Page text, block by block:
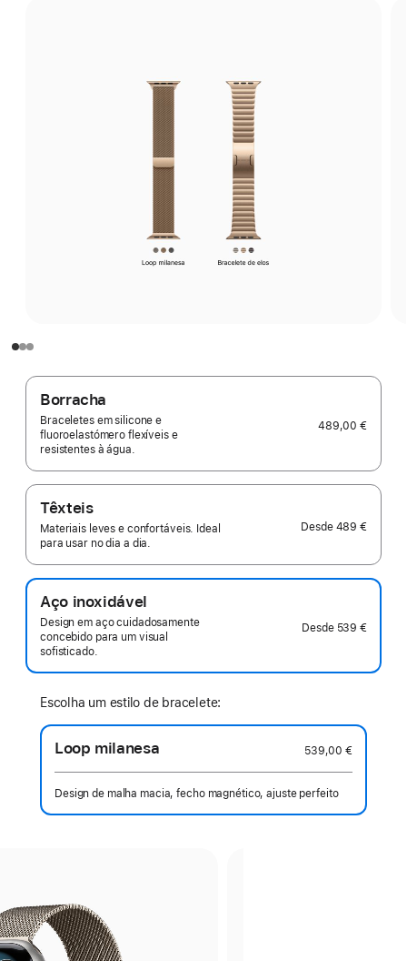
Borracha
Braceletes em silicone e
fluoroelastómero flexíveis e
resistentes à água.
489,00 €
Têxteis
Materiais leves e confortáveis. Ideal
para usar no dia a dia.
Desde 489 €
Aço inoxidável
Design em aço cuidadosamente
concebido para um visual
sofisticado.
Desde 539 €
Escolha um estilo de bracelete:
Loop milanesa 539,00 €
Design de malha macia, fecho magnético, ajuste perfeito